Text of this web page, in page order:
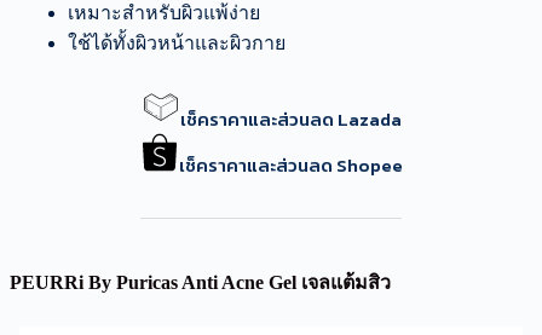
เหมาะสำหรับผิวแพ้ง่าย
ใช้ได้ทั้งผิวหน้าและผิวกาย
เช็คราคาและส่วนลด Lazada
เช็คราคาและส่วนลด Shopee
PEURRi By Puricas Anti Acne Gel เจลแต้มสิว